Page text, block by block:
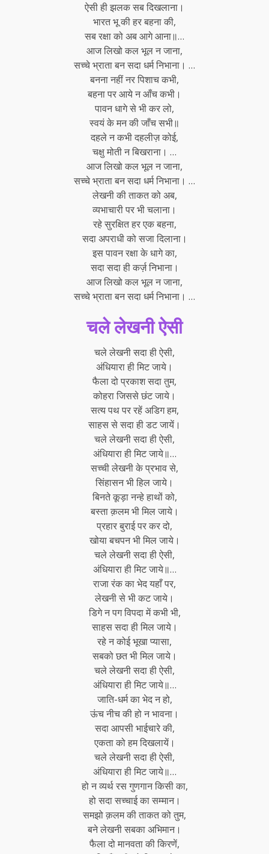
ऐसी ही झलक सब दिखलाना।
भारत भू की हर बहना की,
सब रक्षा को अब आगे आना॥…
आज लिखो कल भूल न जाना,
सच्चे भ्राता बन सदा धर्म निभाना। …
बनना नहीं नर पिशाच कभी,
बहना पर आये न आँच कभी।
पावन धागे से भी कर लो,
स्वयं के मन की जाँच सभी॥
दहले न कभी दहलीज़ कोई,
चक्षु मोती न बिखराना। …
आज लिखो कल भूल न जाना,
सच्चे भ्राता बन सदा धर्म निभाना। …
लेखनी की ताकत को अब,
व्यभाचारी पर भी चलाना।
रहे सुरक्षित हर एक बहना,
सदा अपराधी को सजा दिलाना।
इस पावन रक्षा के धागे का,
सदा सदा ही कर्ज़ निभाना।
आज लिखो कल भूल न जाना,
सच्चे भ्राता बन सदा धर्म निभाना। …
चले लेखनी ऐसी
चले लेखनी सदा ही ऐसी,
अंधियारा ही मिट जाये।
फैला दो प्रकाश सदा तुम,
कोहरा जिससे छंट जाये।
सत्य पथ पर रहें अडिग हम,
साहस से सदा ही डट जायें।
चले लेखनी सदा ही ऐसी,
अंधियारा ही मिट जाये॥…
सच्ची लेखनी के प्रभाव से,
सिंहासन भी हिल जाये।
बिनते कूड़ा नन्हे हाथों को,
बस्ता क़लम भी मिल जाये।
प्रहार बुराई पर कर दो,
खोया बचपन भी मिल जाये।
चले लेखनी सदा ही ऐसी,
अंधियारा ही मिट जाये॥…
राजा रंक का भेद यहाँ पर,
लेखनी से भी कट जाये।
डिगे न पग विपदा में कभी भी,
साहस सदा ही मिल जाये।
रहे न कोई भूखा प्यासा,
सबको छत भी मिल जाये।
चले लेखनी सदा ही ऐसी,
अंधियारा ही मिट जाये॥…
जाति-धर्म का भेद न हो,
ऊंच नीच की हो न भावना।
सदा आपसी भाईचारे की,
एकता को हम दिखलायें।
चले लेखनी सदा ही ऐसी,
अंधियारा ही मिट जाये॥…
हो न व्यर्थ रस गुणगान किसी का,
हो सदा सच्चाई का सम्मान।
समझो क़लम की ताकत को तुम,
बने लेखनी सबका अभिमान।
फैला दो मानवता की किरणें,